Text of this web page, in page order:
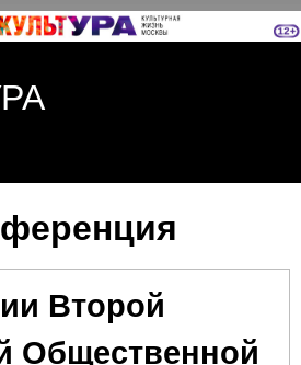
к основному
Второй
Общественной